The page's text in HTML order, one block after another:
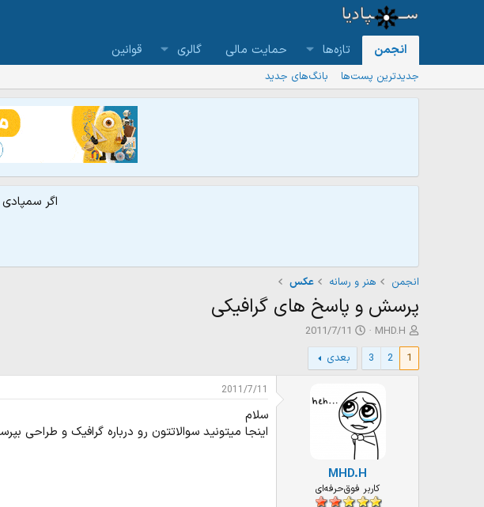
انجمن تازه‌ها حمایت مالی گالری قوانین
جدیدترین پست‌ها بانگ‌های جدید
اگر
انجمن هنر و رسانه عکس
پرسش و پاسخ های گرافیکی
ش
ر
ع
MHD.H
ت
ا
ر
ی
ش
ر
و
ع
2011/7/11
1
2
3 بعدی
MHD.H
کاربر فوق‌حرفه‌ای
2011/7/11
سلام
اینجا میتونید سوالاتتون رو درباره گرافیک و طراحی